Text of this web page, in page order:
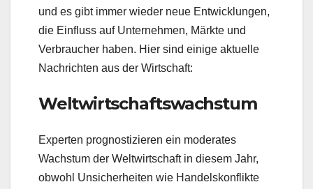
und es gibt immer wieder neue Entwicklungen,
die Einfluss auf Unternehmen, Märkte und
Verbraucher haben. Hier sind einige aktuelle
Nachrichten aus der Wirtschaft:
Weltwirtschaftswachstum
Experten prognostizieren ein moderates
Wachstum der Weltwirtschaft in diesem Jahr,
obwohl Unsicherheiten wie Handelskonflikte